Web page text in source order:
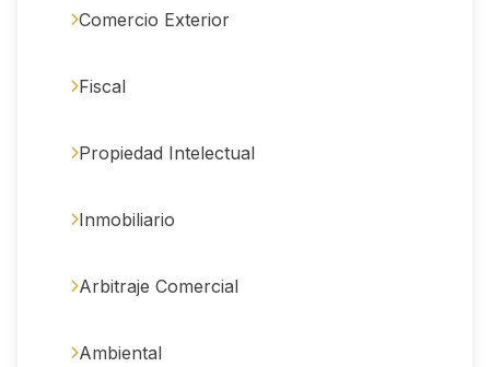
Comercio Exterior
Fiscal
Propiedad Intelectual
Inmobiliario
Arbitraje Comercial
Ambiental